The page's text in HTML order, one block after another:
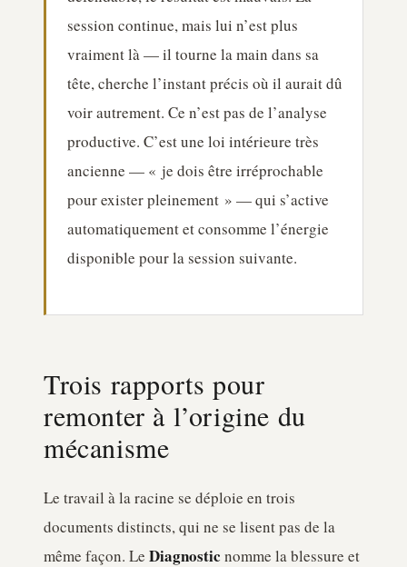
session continue, mais lui n’est plus
vraiment là — il tourne la main dans sa
tête, cherche l’instant précis où il aurait dû
voir autrement. Ce n’est pas de l’analyse
productive. C’est une loi intérieure très
ancienne — « je dois être irréprochable
pour exister pleinement » — qui s’active
automatiquement et consomme l’énergie
disponible pour la session suivante.
Trois rapports pour
remonter à l’origine du
mécanisme
Le travail à la racine se déploie en trois
documents distincts, qui ne se lisent pas de la
même façon. Le Diagnostic nomme la blessure et